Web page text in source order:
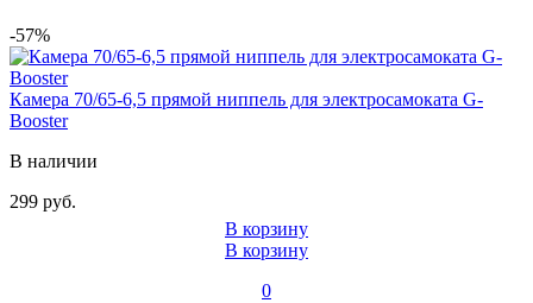
-57%
Камера 70/65-6,5 прямой ниппель для электросамоката G-
Booster
В наличии
299 руб.
В корзину
В корзину
0